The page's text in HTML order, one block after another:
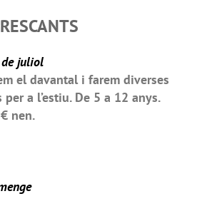
de juliol
el davantal i farem diverses
a l’estiu. De 5 a 12 anys.
nen.